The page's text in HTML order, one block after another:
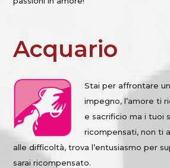
Acquario
Stai per affrontare
impegno, l’amore ti
e sacrificio ma i tuoi
ricompensati, non ti
alle difficoltà, trova l’entusiasmo per
sarai ricompensato.